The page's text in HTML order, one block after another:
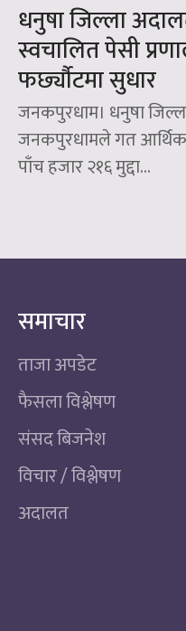
धनुषा जिल्ला
स्वचालित पेसी
फर्छ्यौटमा सुधार
जनकपुरधाम। धनुषा
जनकपुरधामले गत आर्थिक
पाँच हजार २१६ मुद्दा...
समाचार
ताजा अपडेट
फैसला विश्लेषण
संसद बिजनेश
विचार / विश्लेषण
अदालत